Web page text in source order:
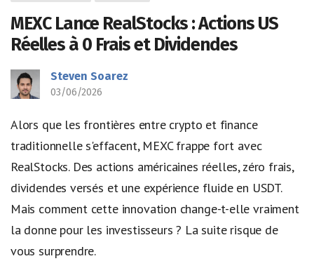
MEXC Lance RealStocks : Actions US
Réelles à 0 Frais et Dividendes
Steven Soarez
03/06/2026
Alors que les frontières entre crypto et finance
traditionnelle s'effacent, MEXC frappe fort avec
RealStocks. Des actions américaines réelles, zéro frais,
dividendes versés et une expérience fluide en USDT.
Mais comment cette innovation change-t-elle vraiment
la donne pour les investisseurs ? La suite risque de
vous surprendre.